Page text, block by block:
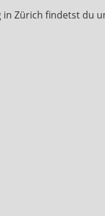
Zürich findetst du